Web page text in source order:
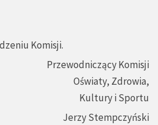
Komisji.
Przewodniczący Komisji
Oświaty, Zdrowia,
Kultury i Sportu
Jerzy Stempczyński